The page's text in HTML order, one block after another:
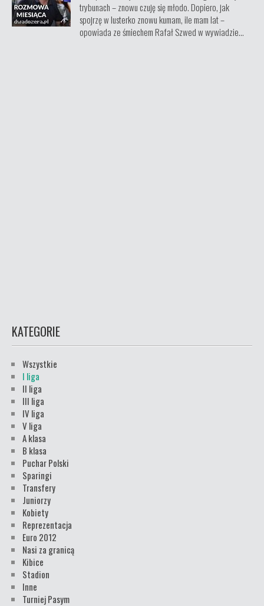
trybunach – znowu czuję się młodo. Dopiero, jak
spojrzę w lusterko znowu kumam, ile mam lat –
opowiada ze śmiechem Rafał Szwed w wywiadzie...
KATEGORIE
Wszystkie
I liga
II liga
III liga
IV liga
V liga
A klasa
B klasa
Puchar Polski
Sparingi
Transfery
Juniorzy
Kobiety
Reprezentacja
Euro 2012
Nasi za granicą
Kibice
Stadion
Inne
Turniej Pasym